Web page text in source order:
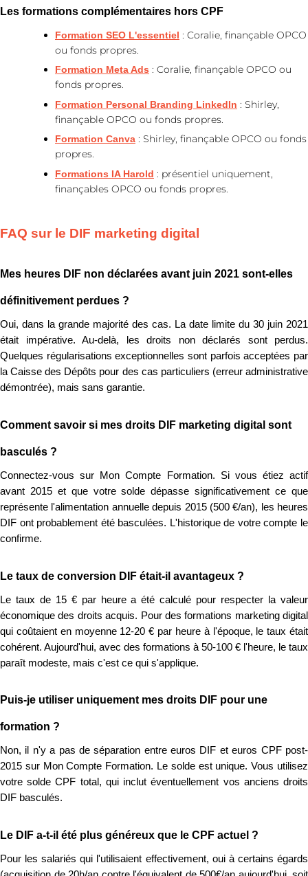
Les formations complémentaires hors CPF
Formation SEO L'essentiel : Coralie, finançable OPCO
ou fonds propres.
Formation Meta Ads : Coralie, finançable OPCO ou
fonds propres.
Formation Personal Branding LinkedIn : Shirley,
finançable OPCO ou fonds propres.
Formation Canva : Shirley, finançable OPCO ou fonds
propres.
Formations IA Harold : présentiel uniquement,
finançables OPCO ou fonds propres.
FAQ sur le DIF marketing digital
Mes heures DIF non déclarées avant juin 2021 sont-elles
définitivement perdues ?
Oui, dans la grande majorité des cas. La date limite du 30 juin 2021
était impérative. Au-delà, les droits non déclarés sont perdus.
Quelques régularisations exceptionnelles sont parfois acceptées par
la Caisse des Dépôts pour des cas particuliers (erreur administrative
démontrée), mais sans garantie.
Comment savoir si mes droits DIF marketing digital sont
basculés ?
Connectez-vous sur Mon Compte Formation. Si vous étiez actif
avant 2015 et que votre solde dépasse significativement ce que
représente l'alimentation annuelle depuis 2015 (500 €/an), les heures
DIF ont probablement été basculées. L'historique de votre compte le
confirme.
Le taux de conversion DIF était-il avantageux ?
Le taux de 15 € par heure a été calculé pour respecter la valeur
économique des droits acquis. Pour des formations marketing digital
qui coûtaient en moyenne 12-20 € par heure à l'époque, le taux était
cohérent. Aujourd'hui, avec des formations à 50-100 € l'heure, le taux
paraît modeste, mais c'est ce qui s'applique.
Puis-je utiliser uniquement mes droits DIF pour une
formation ?
Non, il n'y a pas de séparation entre euros DIF et euros CPF post-
2015 sur Mon Compte Formation. Le solde est unique. Vous utilisez
votre solde CPF total, qui inclut éventuellement vos anciens droits
DIF basculés.
Le DIF a-t-il été plus généreux que le CPF actuel ?
Pour les salariés qui l'utilisaient effectivement, oui à certains égards